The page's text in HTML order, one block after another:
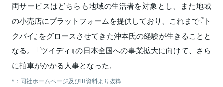
両サービスはどちらも地域の生活者を対象とし、また地域
の小売店にプラットフォームを提供しており、これまで『ト
クバイ』をグロースさせてきた沖本氏の経験が生きることと
なる。 『ツイディ』の日本全国への事業拡大に向けて、さら
に拍車がかかる人事となった。
*：同社ホームページ及びIR資料より抜粋